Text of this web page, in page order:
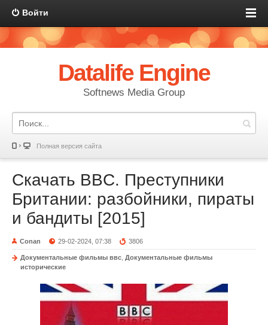
Войти
Datalife Engine
Softnews Media Group
Полная версия сайта
Скачать BBC. Преступники
Британии: разбойники, пираты
и бандиты [2015]
Conan 29-02-2024, 07:38 3806
Документальные фильмы ввс Документальные фильмы
исторические